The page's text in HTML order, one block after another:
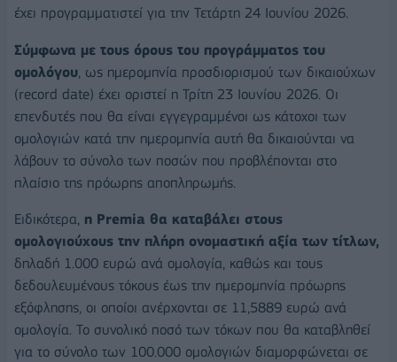
έχει προγραμματιστεί για την Τετάρτη 24 Ιουνίου 2026.
Σύμφωνα με τους όρους του προγράμματος του
ομολόγου , ως ημερομηνία προσδιορισμού των δικαιούχων
(record date) έχει οριστεί η Τρίτη 23 Ιουνίου 2026. Οι
επενδυτές που θα είναι εγγεγραμμένοι ως κάτοχοι των
ομολογιών κατά την ημερομηνία αυτή θα δικαιούνται να
λάβουν το σύνολο των ποσών που προβλέπονται στο
πλαίσιο της πρόωρης αποπληρωμής.
Ειδικότερα, η Premia θα καταβάλει στους
ομολογιούχους την πλήρη ονομαστική αξία των τίτλων,
δηλαδή 1.000 ευρώ ανά ομολογία, καθώς και τους
δεδουλευμένους τόκους έως την ημερομηνία πρόωρης
εξόφλησης, οι οποίοι ανέρχονται σε 11,5889 ευρώ ανά
ομολογία. Το συνολικό ποσό των τόκων που θα καταβληθεί
για το σύνολο των 100.000 ομολογιών διαμορφώνεται σε